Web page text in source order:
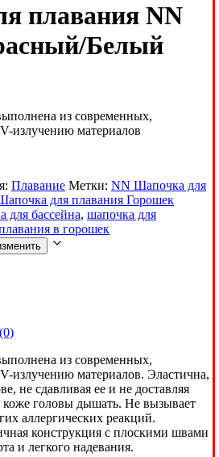
плавания NN
Белый
из современных,
излучению материалов
Плавание Метки: NN Шапочка для
для плавания Горошек
для бассейна, шапочка для
в горошек
из современных,
излучению материалов. Эластична,
не сдавливая ее и не доставляя
коже головы дышать. Не вызывает
аллергических реакций.
конструкция с плоскими швами
и легкого надевания.